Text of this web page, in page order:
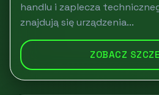
handlu i zaplecza
znajdują się urządzenia...
ZOBACZ